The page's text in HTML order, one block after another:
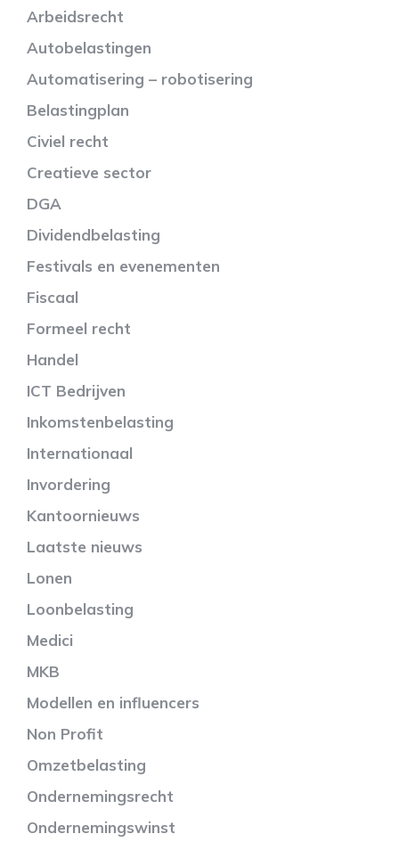
Arbeidsrecht
Autobelastingen
Automatisering – robotisering
Belastingplan
Civiel recht
Creatieve sector
DGA
Dividendbelasting
Festivals en evenementen
Fiscaal
Formeel recht
Handel
ICT Bedrijven
Inkomstenbelasting
Internationaal
Invordering
Kantoornieuws
Laatste nieuws
Lonen
Loonbelasting
Medici
MKB
Modellen en influencers
Non Profit
Omzetbelasting
Ondernemingsrecht
Ondernemingswinst